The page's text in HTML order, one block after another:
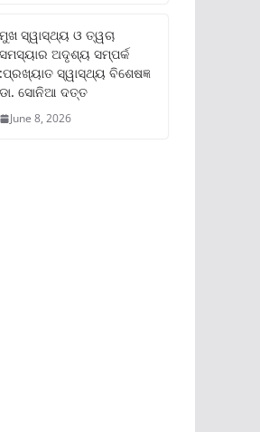
ମୁଖ ସ୍ୱାସ୍ଥ୍ୟ ଓ ତ୍ୱଚା
ସମସ୍ୟାର ଅଦୃଶ୍ୟ ସମ୍ପର୍କ
:ପ୍ରଖ୍ୟାତ ସ୍ୱାସ୍ଥ୍ୟ ବିଶେଷଜ୍ଞ
ଡା. ସୋନିଆ ଦତ୍ତ
June 8, 2026